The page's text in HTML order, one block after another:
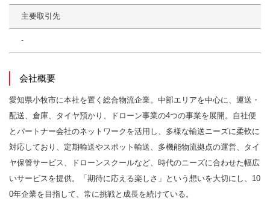
主要取引先
-
会社概要
愛知県小牧市に本社を置く総合物流企業。中部エリアを中心に、運送・
配送、倉庫、タイヤ預かり、ドローン事業の4つの事業を展開。自社便
とパートナー会社のネットワークを活用し、多様な輸送ニーズに柔軟に
対応しており、定期輸送やスポット輸送、多機能物流拠点の運営、タイ
ヤ保管サービス、ドローンスクールなど、時代のニーズに合わせた幅広
いサービスを提供。「期待に応える楽しさ」という想いを大切にし、10
0年企業を目指して、常に挑戦と成長を続けている。